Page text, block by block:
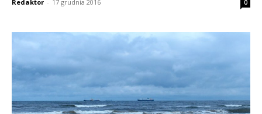
Redaktor - 17 grudnia 2016 0